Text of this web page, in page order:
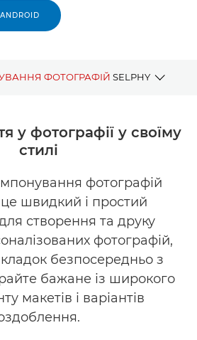
ФОТОГРАФІЙ SELPHY
у фотографії у своїму
стилі
фотографій
швидкий і простий
створення та друку
фотографій,
безпосередньо з
бажане із широкого
макетів і варіантів